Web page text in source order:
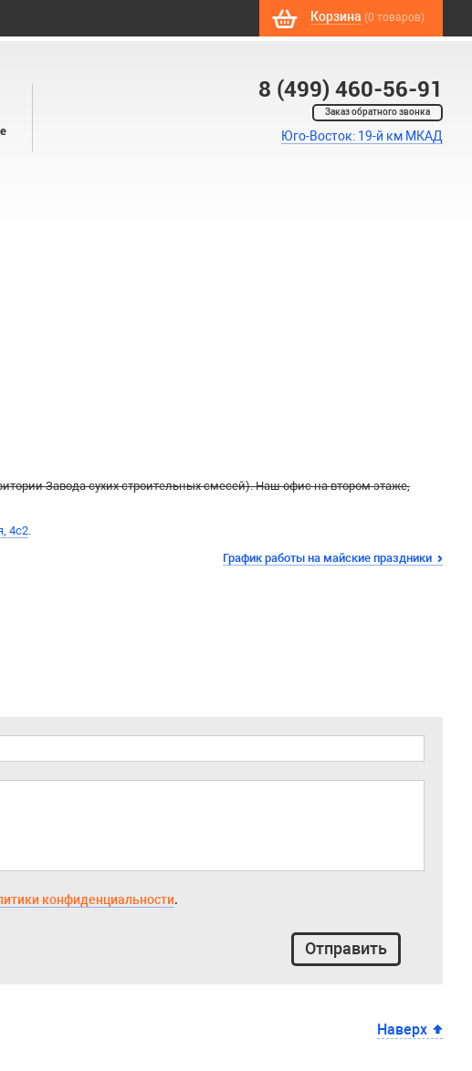
Корзина (0 товаров)
8 (499) 460-56-91
Заказ обратного звонка
Юго-Восток: 19-й км МКАД
Завода сухих строительных смесей). Наш офис на втором этаже,
4с2.
График работы на майские праздники
конфиденциальности.
Отправить
Наверх